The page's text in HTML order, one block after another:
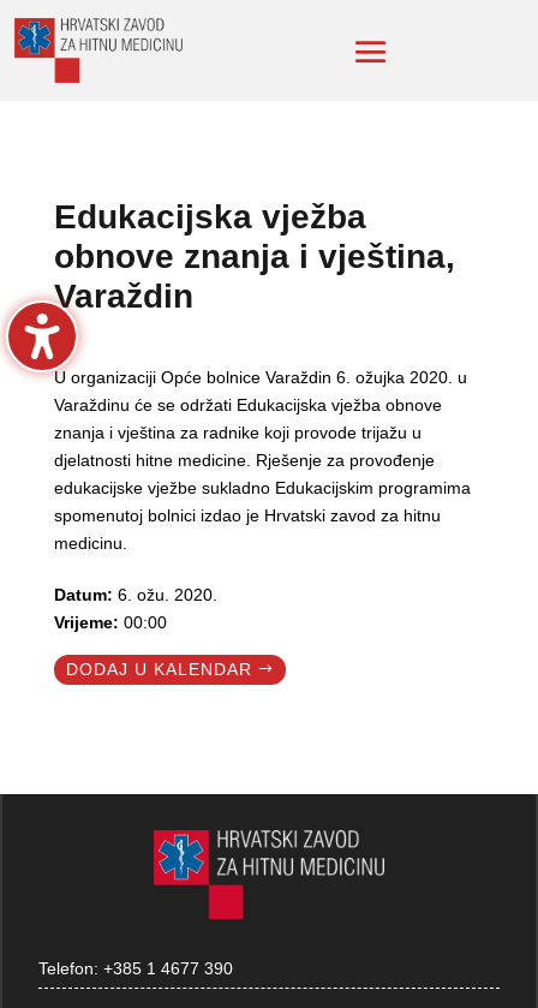
Edukacijska vježba
obnove znanja i vještina,
Varaždin
U organizaciji Opće bolnice Varaždin 6. ožujka 2020. u
Varaždinu će se održati Edukacijska vježba obnove
znanja i vještina za radnike koji provode trijažu u
djelatnosti hitne medicine. Rješenje za provođenje
edukacijske vježbe sukladno Edukacijskim programima
spomenutoj bolnici izdao je Hrvatski zavod za hitnu
medicinu.
Datum: 6. ožu. 2020.
Vrijeme: 00:00
DODAJ U KALENDAR
Telefon:+385 1 4677 390